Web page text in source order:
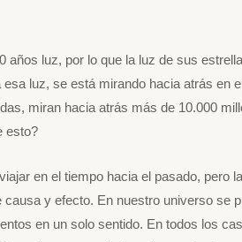
años luz, por lo que la luz de sus
luz, se está mirando hacia atrás en
miran hacia atrás más de 10.000
esto?
en el tiempo hacia el pasado, pero
y efecto. En nuestro universo se
en un solo sentido. En todos los